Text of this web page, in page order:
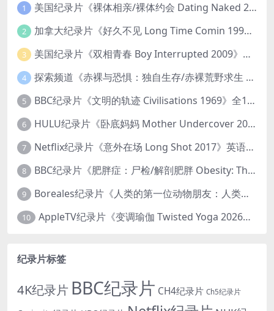
1 美国纪录片《裸体相亲/裸体约会 Dating Naked 2014-2016》第1-3季全33集 英语中英双字 无水印纯净版 1080P/MKV/85.6G 裸体相亲真人秀
2 加拿大纪录片《好久不见 Long Time Comin 1993》英语中英双字 官方纯净版 1080P/MKV/1G 女同性艺术家
3 美国纪录片《双相青春 Boy Interrupted 2009》英语中英双字 官方纯净版 1080P/MKV/1.43G 青少年躁郁症
4 探索频道《赤裸与恐惧：独自生存/赤裸荒野求生 Naked and Afraid: Solo 2023》第一季全8集 英语中英双字 官方纯净版 高码1080P/MKV/45.4G
5 BBC纪录片《文明的轨迹 Civilisations 1969》全13集 英语中英双字 高清收藏版 1080P/MKV/64.1G 西方艺术史话
6 HULU纪录片《卧底妈妈 Mother Undercover 2023》全4集 英语中英双字 官方纯净版 1080P/MKV/7.6G 拯救孩子
7 Netflix纪录片《意外在场 Long Shot 2017》英语中字 720P/NKV/1.06GB 美国谋杀误判案件
8 BBC纪录片《肥胖症：尸检/解剖肥胖 Obesity: The Post Mortem 2016》英语中英双字 无水印纯净版 1080P/MKV/1.03G
9 Boreales纪录片《人类的第一位动物朋友：人类和狗的神奇故事 Man’s First Friend 2018》英语中英双字 1080P/MP4/1.8G 狗的神奇故事
10 AppleTV纪录片《变调瑜伽 Twisted Yoga 2026》全3集 英语中英双字 无水印纯净版 1080P/MKV/10G 瑜伽大师背后的真相
纪录片标签
4K纪录片 BBC纪录片 CH4纪录片 Ch5纪录片